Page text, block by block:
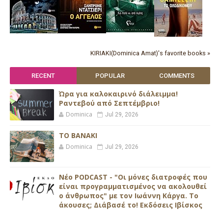
KIRIAKI(Dominica Amat)'s favorite books »
RECENT POPULAR COMMENTS
Ώρα για καλοκαιρινό διάλειμμα!
Ραντεβού από Σεπτέμβριο!
Dominica Jul 29, 2026
ΤΟ ΒΑΝΑΚΙ
Dominica Jul 29, 2026
Νέο PODCAST - "Οι μόνες διατροφές που
είναι προγραμματισμένος να ακολουθεί
ο άνθρωπος" με τον Ιωάννη Κάργα. Το
άκουσες; Διάβασέ το! Εκδόσεις Ιβίσκος